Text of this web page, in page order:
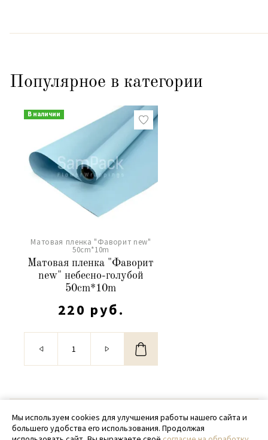
Популярное в категории
В наличии
Матовая пленка "Фаворит new"
50сm*10m
Матовая пленка "Фаворит
new" небесно-голубой
50сm*10m
220 руб.
© 2020 - 2026 SamPack
+ 7 (918) 699-97-87
Мы используем cookies для улучшения работы нашего сайта и
большего удобства его использования. Продолжая